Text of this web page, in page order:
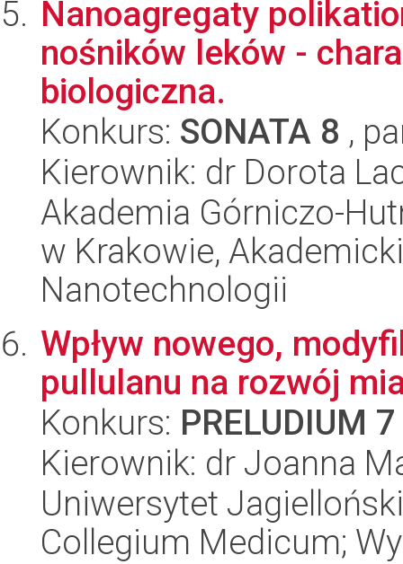
Nanoagregaty
nośników leków -
biologiczna.
Konkurs: SONATA 8 ,
Kierownik: dr Dorota
Akademia Górniczo-
w Krakowie,
Nanotechnologii
Wpływ nowego,
pullulanu na rozwój
Konkurs: PRELUDIUM 7
Kierownik: dr Joanna
Uniwersytet
Collegium Medicum;